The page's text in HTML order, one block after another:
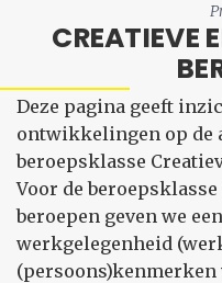
CREATIEVE
Deze pagina geeft
ontwikkelingen op de
beroepsklasse
Voor de
beroepen geven we
werkgelegenheid